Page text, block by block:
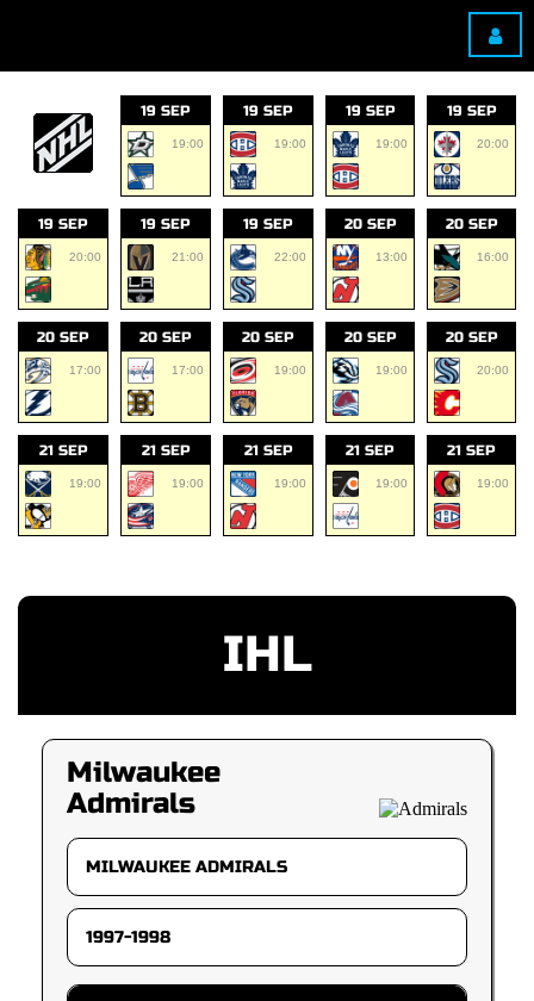
19 SEP
19:00
19 SEP
19:00
19 SEP
19:00
19 SEP
20:00
19 SEP
20:00
19 SEP
21:00
19 SEP
22:00
20 SEP
13:00
20 SEP
16:00
20 SEP
17:00
20 SEP
17:00
20 SEP
19:00
20 SEP
19:00
20 SEP
20:00
21 SEP
19:00
21 SEP
19:00
21 SEP
19:00
21 SEP
19:00
21 SEP
19:00
IHL
Milwaukee
Admirals